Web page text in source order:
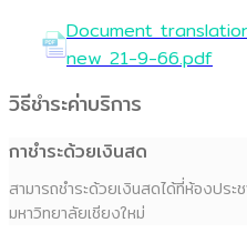
Document
new 21-9-66.pdf
วิธีชำระค่าบริการ
กาชำระด้วยเงินสด
สามารถชำระด้วยเงินสดได้ที่ห้องปร
มหาวิทยาลัยเชียงใหม่